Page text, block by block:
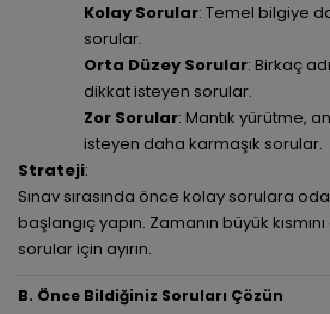
Kolay Sorular: Temel bilgiye
sorular.
Orta Düzey Sorular: Birkaç
dikkat isteyen sorular.
Zor Sorular: Mantık yürütme,
isteyen daha karmaşık sorular.
Strateji:
Sınav sırasında önce kolay sorulara
başlangıç yapın. Zamanın büyük
sorular için ayırın.
B. Önce Bildiğiniz Soruları Çözün